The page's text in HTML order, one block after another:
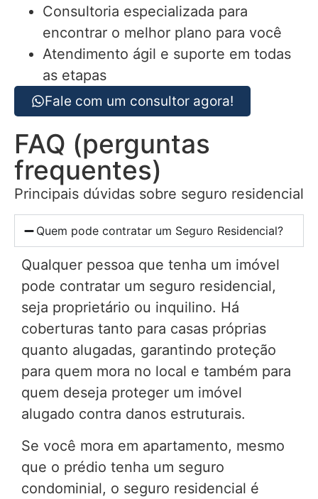
Consultoria especializada para
encontrar o melhor plano para você
Atendimento ágil e suporte em todas
as etapas
Fale com um consultor agora!
FAQ (perguntas
frequentes)
Principais dúvidas sobre seguro residencial
Quem pode contratar um Seguro Residencial?
Qualquer pessoa que tenha um imóvel
pode contratar um seguro residencial,
seja proprietário ou inquilino. Há
coberturas tanto para casas próprias
quanto alugadas, garantindo proteção
para quem mora no local e também para
quem deseja proteger um imóvel
alugado contra danos estruturais.
Se você mora em apartamento, mesmo
que o prédio tenha um seguro
condominial, o seguro residencial é